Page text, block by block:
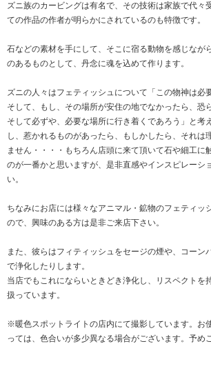
ズニ族のカービングは有名で、その技術は家族で代々
ての作品の作者が明らかにされているのも特徴です。
石などの素材を手にして、そこに宿る動物を感じなが
のあるものとして、丹念に魂を込めて作ります。
ズニの人々はフェティッシュについて「この物神は必
そして、もし、その場所が安住の地でなかったら、恐
そして必ずや、必要な場所に行き着くであろう」と考
し、惹かれるものがあったら、もしかしたら、それは
ません・・・・もちろん店頭に来て頂いて石や細工に
のが一番かと思いますが、是非直感やインスピレーシ
い。
ちなみにお店には様々なアニマル・鉱物のフェティッ
ので、興味のある方は是非ご来店下さい。
また、彼らはフィティッシュをセージの煙や、コーン
で浄化したりします。
当店でもこれにならいときどき浄化し、リスペクトを
扱っています。
※暖色スポットライトの店内にて撮影しています。お
っては、色合いが多少異なる場合がございます。予め